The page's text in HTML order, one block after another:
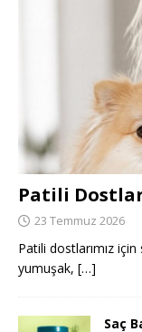
Patili
23 Temmuz 2026
Patili dostlarımız
yumuşak, […]
Saç